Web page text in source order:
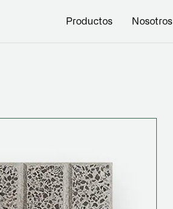
Productos Nosotros